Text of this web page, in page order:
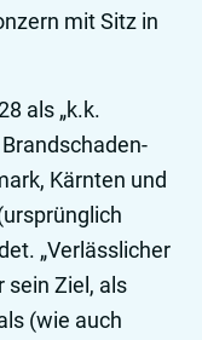
mit Sitz in
als „k.k.
Kärnten und
„Verlässlicher
sein Ziel, als
(wie auch